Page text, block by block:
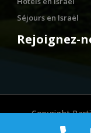
Séjours en Israël
Rejoignez-
Copyright